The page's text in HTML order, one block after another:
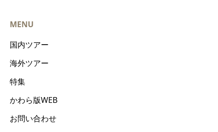
MENU
国内ツアー
海外ツアー
特集
かわら版WEB
お問い合わせ